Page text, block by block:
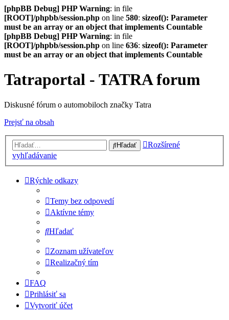
[phpBB Debug] PHP Warning: in file
[ROOT]/phpbb/session.php on line 580: sizeof(): Parameter
must be an array or an object that implements Countable
[phpBB Debug] PHP Warning: in file
[ROOT]/phpbb/session.php on line 636: sizeof(): Parameter
must be an array or an object that implements Countable
Tatraportal - TATRA forum
Diskusné fórum o automobiloch značky Tatra
Prejsť na obsah
Hľadať
Rozšírené
vyhľadávanie
Rýchle odkazy
Temy bez odpovedí
Aktívne témy
Hľadať
Zoznam užívateľov
Realizačný tím
FAQ
Prihlásiť sa
Vytvoriť účet